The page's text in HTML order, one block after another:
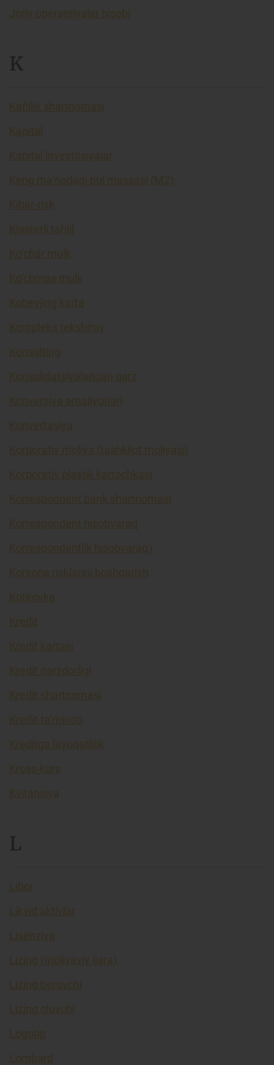
Joriy operatsiyalar hisobi
K
Kafillik shartnomasi
Kapital
Kapital investitsiyalar
Keng ma’nodagi pul massasi (M2)
Kiber-risk
Klasterli tahlil
Ko’char mulk
Ko’chmas mulk
Kobeyjing karta
Kompleks tekshiruv
Konsalting
Konsolidatsiyalangan qarz
Konversiya amaliyotlari
Konvertasiya
Korporativ moliya (tashkilot moliyasi)
Korporativ plastik kartochkasi
Korrespondent bank shartnomasi
Korrespondent hisobvaraq
Korrespondentlik hisobvarag'i
Korxona risklarini boshqarish
Kotirovka
Kredit
Kredit kartasi
Kredit qarzdorligi
Kredit shartnomasi
Kredit ta’minoti
Kreditga layoqatlilik
Kross-kurs
Kvitansiya
L
Libor
Likvid aktivlar
Lisenziya
Lizing (moliyaviy ijara)
Lizing beruvchi
Lizing oluvchi
Logotip
Lombard